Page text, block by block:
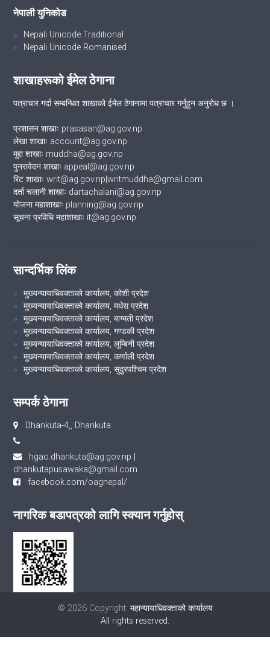
नेपाली युनिकोड
Nepali Unicode Traditional
Nepali Unicode Romanised
शाखाहरूको ईमेल ठेगाना
पत्राचार गर्दा सम्बन्धित शाखाको ईमेल ठेगानामा पत्राचार गर्नुहुन अनुरोध छ ।
प्रशासन शाखाः prasasan@ag.gov.np
लेखा शाखाः account@ag.gov.np
मुद्दा शाखाः muddha@ag.gov.np
पुनरावेदन शाखाः appeal@ag.gov.np
रिट शाखाः writ@ag.gov.np|writmuddha@gmail.com
दर्ता चलानी शाखाः dartachalani@ag.gov.np
योजना महाशाखाः planning@ag.gov.np
सूचना प्रविधि महाशाखाः it@ag.gov.np
सान्दर्भिक लिंक
मुख्यन्यायाधिवक्ताको कार्यालय, कोशी प्रदेश
मुख्यन्यायाधिवक्ताको कार्यालय, मधेस प्रदेश
मुख्यन्यायाधिवक्ताको कार्यालय, बाग्मती प्रदेश
मुख्यन्यायाधिवक्ताको कार्यालय, गण्डकी प्रदेश
मुख्यन्यायाधिवक्ताको कार्यालय, लुम्बिनी प्रदेश
मुख्यन्यायाधिवक्ताको कार्यालय, कर्णाली प्रदेश
मुख्यन्यायाधिवक्ताको कार्यालय, सुदुरपश्चिम प्रदेश
सम्पर्क ठेगाना
Dhankuta-4,, Dhankuta
hgao.dhankuta@ag.gov.np |
dhankutapusawaka@gmail.com
facebook.com/oagnepal/
नागरिक बडापत्रको लागि स्क्यान गर्नुहोस्
© 2026 Copyright: महान्यायाधिवक्ताको कार्यालय
All rights reserved.